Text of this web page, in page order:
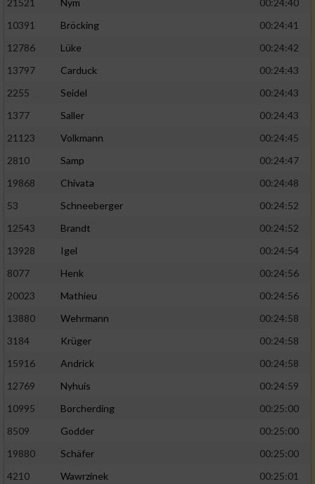
21521
Nym
00:24:40
10391
Bröcking
00:24:41
12786
Lüke
00:24:42
13797
Carduck
00:24:43
2255
Seidel
00:24:43
1377
Saller
00:24:43
21123
Volkmann
00:24:45
2810
Samp
00:24:47
19868
Chivata
00:24:48
53
Schneeberger
00:24:52
12543
Brandt
00:24:52
13928
Igel
00:24:54
8077
Henk
00:24:56
20023
Mathieu
00:24:56
13880
Wehrmann
00:24:58
3184
Krüger
00:24:58
15916
Andrick
00:24:58
12769
Nyhuis
00:24:59
10995
Borcherding
00:25:00
8509
Godder
00:25:00
19880
Schäfer
00:25:00
4210
Wawrzinek
00:25:01